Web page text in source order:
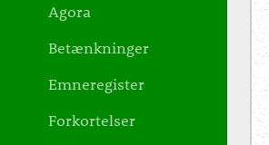
Agora
Betænkninger
Emneregister
Forkortelser